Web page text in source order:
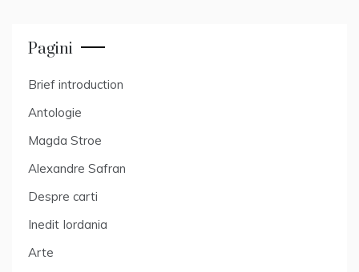
Pagini
Brief introduction
Antologie
Magda Stroe
Alexandre Safran
Despre carti
Inedit Iordania
Arte